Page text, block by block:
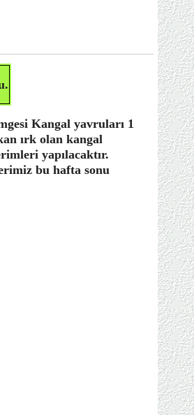
Kangal yavruları 1
ırk olan kangal
yapılacaktır.
bu hafta sonu